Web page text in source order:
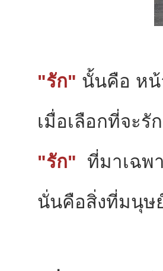
"รัก" นั้นคือ ห
เมื่อเลือกที่จะ
"รัก" ที่มาเฉพ
นั่นคือสิ่งที่มนุษ